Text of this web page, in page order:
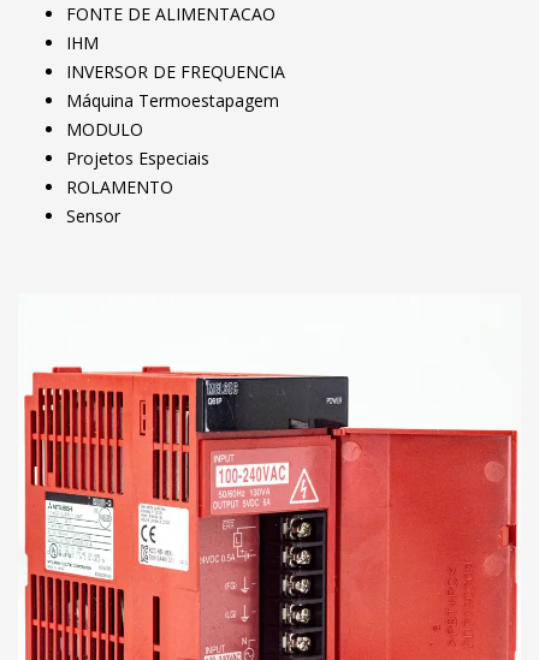
FONTE DE ALIMENTACAO
IHM
INVERSOR DE FREQUENCIA
Máquina Termoestapagem
MODULO
Projetos Especiais
ROLAMENTO
Sensor